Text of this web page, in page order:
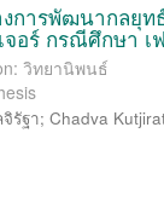
การพัฒนากลยุท
จอร์ กรณีศึกษา เ
วิทยานิพนธ์
รัฐา;Chadva